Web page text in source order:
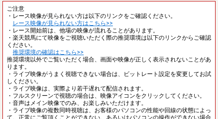
ご注意
・レース映像が見られない方は以下のリンクをご確認ください。
レース映像が見られない方はこちら>>
・レース開始前は、他場の映像が流れることがあります。
・楽天競馬にて映像をご視聴いただく際の推奨環境は以下のリンクからご確認
ください。
推奨環境の確認はこちら>>
推奨環境以外でご覧いただく場合、画面や映像が正しく表示されないことがあ
ります。
・ライブ映像がうまく視聴できない場合は、ビットレート設定を変更してお試
しください。
・ライブ映像は、実際より若干遅れて配信されます。
・フルスクリーンで視聴の場合は、映像アイコンをクリックしてください。
・音声はメイン映像でのみ、お楽しみいただけます。
・ライブ映像の複数同時視聴は、お客様のパソコンの性能や回線の状態によっ
て、正常にご覧頂くことができない、あるいはパソコンの操作ができない場合